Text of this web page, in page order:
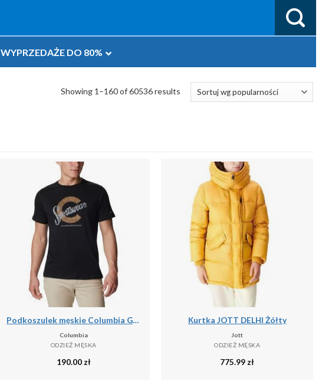
WYPRZEDAŻE DO 80%
Showing 1–160 of 60536 results
Podkoszulek męskie Columbia Graphic Casual
Columbia
ODZIEŻ MĘSKA
190.00 zł
Kurtka JOTT DELHI Żółty
Jott
ODZIEŻ MĘSKA
775.99 zł